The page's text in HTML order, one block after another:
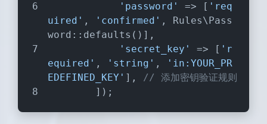
'password'
=> [ 'req
uired' , 'confirmed' , Rules\Pass
word::defaults()],
'secret_key'
=> [ 'r
equired' , 'string' ,
'in:YOUR_PR
EDEFINED_KEY' ], // 添加密钥验证规则
        ]);